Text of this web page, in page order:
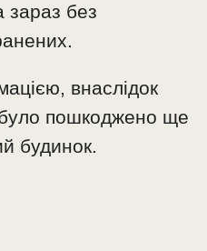
зараз без
внаслідок
було пошкоджено ще
будинок.